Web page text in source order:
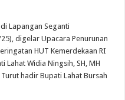
Lapangan Seganti
digelar Upacara Penurunan
HUT Kemerdekaan RI
Lahat Widia Ningsih, SH, MH
hadir Bupati Lahat Bursah